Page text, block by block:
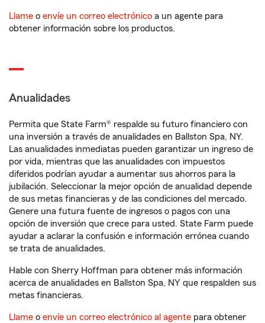
Llame o envíe un correo electrónico a un agente para
obtener información sobre los productos.
Anualidades
Permita que State Farm® respalde su futuro financiero con
una inversión a través de anualidades en Ballston Spa, NY.
Las anualidades inmediatas pueden garantizar un ingreso de
por vida, mientras que las anualidades con impuestos
diferidos podrían ayudar a aumentar sus ahorros para la
jubilación. Seleccionar la mejor opción de anualidad depende
de sus metas financieras y de las condiciones del mercado.
Genere una futura fuente de ingresos o pagos con una
opción de inversión que crece para usted. State Farm puede
ayudar a aclarar la confusión e información errónea cuando
se trata de anualidades.
Hable con Sherry Hoffman para obtener más información
acerca de anualidades en Ballston Spa, NY que respalden sus
metas financieras.
Llame o envíe un correo electrónico al agente para obtener